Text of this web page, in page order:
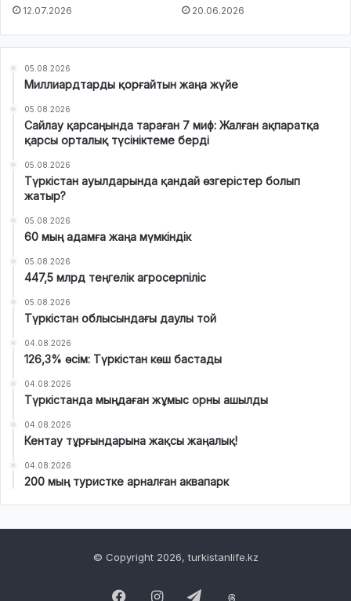
12.07.2026 20.06.2026
05.08.2026
Миллиардтарды қорғайтын жаңа жүйе
05.08.2026
Сайлау қарсаңында тараған 7 миф: Жалған ақпаратқа
қарсы орталық түсініктеме берді
05.08.2026
Түркістан ауылдарында қандай өзгерістер болып
жатыр?
05.08.2026
60 мың адамға жаңа мүмкіндік
05.08.2026
447,5 млрд теңгелік агросерпіліс
05.08.2026
Түркістан облысындағы даулы той
04.08.2026
126,3% өсім: Түркістан көш бастады
04.08.2026
Түркістанда мыңдаған жұмыс орны ашылды
04.08.2026
Кентау тұрғындарына жақсы жаңалық!
04.08.2026
200 мың туристке арналған аквапарк
© Copyright 2026, turkistanlife.kz
FacebookInstagramTelegram